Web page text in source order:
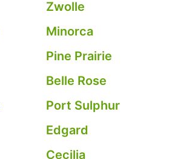
Zwolle
Minorca
Pine Prairie
Belle Rose
Port Sulphur
Edgard
Cecilia